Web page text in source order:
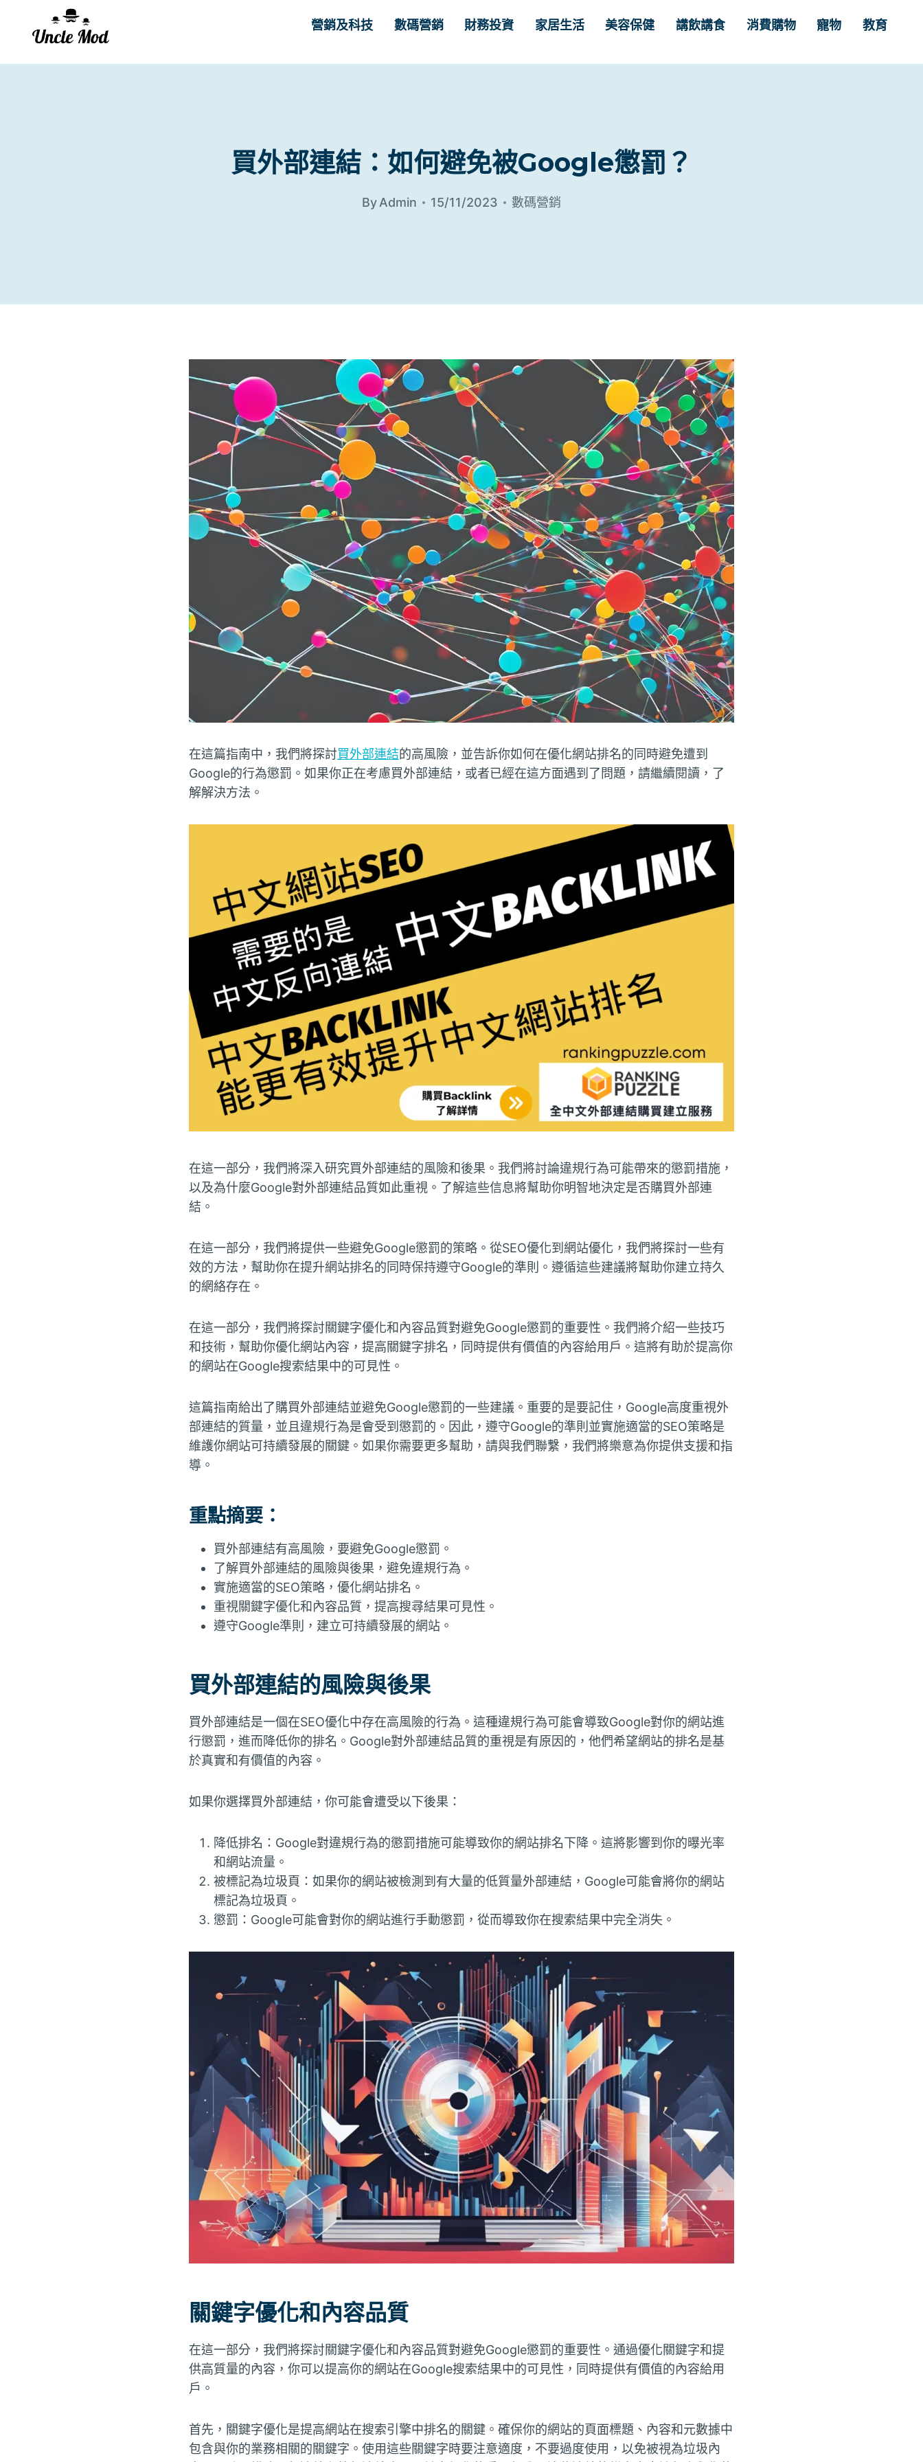
content
營銷及科技 數碼營銷 財務投資 家居生活 美容保健 講飲講食 消費購物 寵物 教育
買外部連結：如何避免被Google懲罰？
ByAdmin 15/11/2023 數碼營銷
在這篇指南中，我們將探討買外部連結的高風險，並告訴你如何在優化網站排名的同時避免遭到
Google的行為懲罰。如果你正在考慮買外部連結，或者已經在這方面遇到了問題，請繼續閱讀，了
解解決方法。
在這一部分，我們將深入研究買外部連結的風險和後果。我們將討論違規行為可能帶來的懲罰措施，
以及為什麼Google對外部連結品質如此重視。了解這些信息將幫助你明智地決定是否購買外部連
結。
在這一部分，我們將提供一些避免Google懲罰的策略。從SEO優化到網站優化，我們將探討一些有
效的方法，幫助你在提升網站排名的同時保持遵守Google的準則。遵循這些建議將幫助你建立持久
的網絡存在。
在這一部分，我們將探討關鍵字優化和內容品質對避免Google懲罰的重要性。我們將介紹一些技巧
和技術，幫助你優化網站內容，提高關鍵字排名，同時提供有價值的內容給用戶。這將有助於提高你
的網站在Google搜索結果中的可見性。
這篇指南給出了購買外部連結並避免Google懲罰的一些建議。重要的是要記住，Google高度重視外
部連結的質量，並且違規行為是會受到懲罰的。因此，遵守Google的準則並實施適當的SEO策略是
維護你網站可持續發展的關鍵。如果你需要更多幫助，請與我們聯繫，我們將樂意為你提供支援和指
導。
重點摘要：
買外部連結有高風險，要避免Google懲罰。
了解買外部連結的風險與後果，避免違規行為。
實施適當的SEO策略，優化網站排名。
重視關鍵字優化和內容品質，提高搜尋結果可見性。
遵守Google準則，建立可持續發展的網站。
買外部連結的風險與後果
買外部連結是一個在SEO優化中存在高風險的行為。這種違規行為可能會導致Google對你的網站進
行懲罰，進而降低你的排名。Google對外部連結品質的重視是有原因的，他們希望網站的排名是基
於真實和有價值的內容。
如果你選擇買外部連結，你可能會遭受以下後果：
降低排名：Google對違規行為的懲罰措施可能導致你的網站排名下降。這將影響到你的曝光率
和網站流量。
被標記為垃圾頁：如果你的網站被檢測到有大量的低質量外部連結，Google可能會將你的網站
標記為垃圾頁。
懲罰：Google可能會對你的網站進行手動懲罰，從而導致你在搜索結果中完全消失。
關鍵字優化和內容品質
在這一部分，我們將探討關鍵字優化和內容品質對避免Google懲罰的重要性。通過優化關鍵字和提
供高質量的內容，你可以提高你的網站在Google搜索結果中的可見性，同時提供有價值的內容給用
戶。
首先，關鍵字優化是提高網站在搜索引擎中排名的關鍵。確保你的網站的頁面標題、內容和元數據中
包含與你的業務相關的關鍵字。使用這些關鍵字時要注意適度，不要過度使用，以免被視為垃圾內